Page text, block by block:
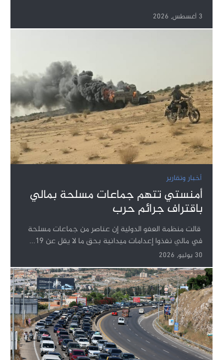
3 أغسطس, 2026
أخبار وتقارير
أمنستي تتهم جماعات مسلحة بمالي
باقتراف جرائم حرب
قالت منظمة العفو الدولية إن عناصر من جماعات مسلحة
في مالي نفذوا إعدامات ميدانية بحق ما لا يقل عن 19...
30 يوليو, 2026